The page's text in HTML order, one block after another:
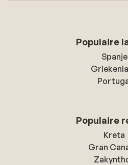
Populaire
Spanje
Populaire
Kreta
Gran